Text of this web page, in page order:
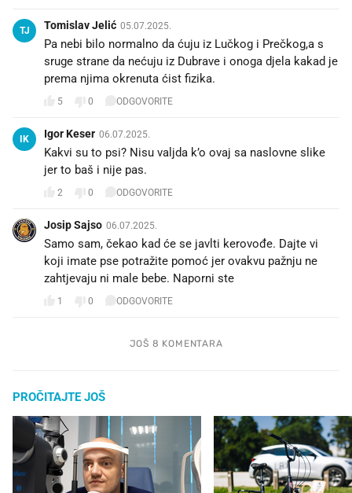
TJ Tomislav Jelić 05.07.2025.
Pa nebi bilo normalno da ćuju iz Lučkog i Prečkog,a s
sruge strane da nećuju iz Dubrave i onoga djela kakad je
prema njima okrenuta ćist fizika.
5 0 ODGOVORITE
IK Igor Keser 06.07.2025.
Kakvi su to psi? Nisu valjda k’o ovaj sa naslovne slike
jer to baš i nije pas.
2 0 ODGOVORITE
Josip Sajso 06.07.2025.
Samo sam, čekao kad će se javlti kerovođe. Dajte vi
koji imate pse potražite pomoć jer ovakvu pažnju ne
zahtjevaju ni male bebe. Naporni ste
1 0 ODGOVORITE
JOŠ 8 KOMENTARA
PROČITAJTE JOŠ